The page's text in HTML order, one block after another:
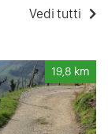
Vedi tutti
19,8 km